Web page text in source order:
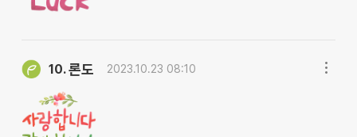
10.론도 2023.10.23 08:10